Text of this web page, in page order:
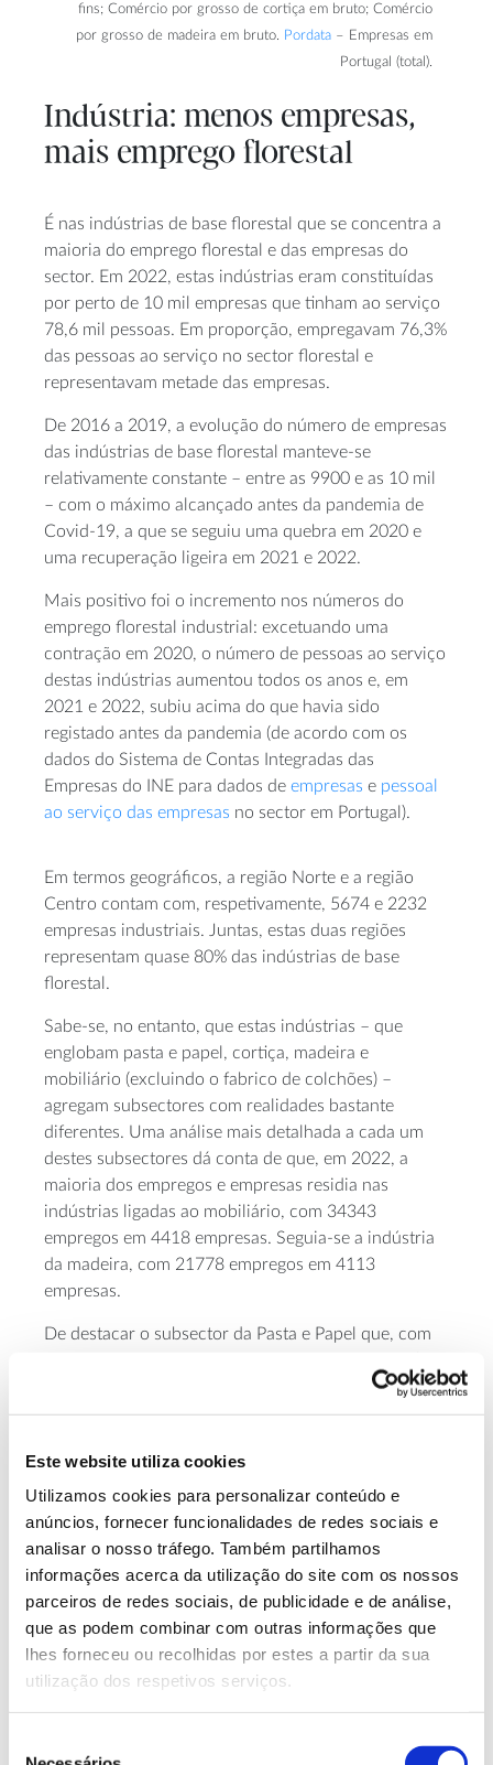
Este website utiliza cookies
Utilizamos cookies para personalizar conteúdo e
anúncios, fornecer funcionalidades de redes sociais e
analisar o nosso tráfego. Também partilhamos
informações acerca da utilização do site com os nossos
parceiros de redes sociais, de publicidade e de análise,
que as podem combinar com outras informações que
lhes forneceu ou recolhidas por estes a partir da sua
utilização dos respetivos serviços.
fins; Comércio por grosso de cortiça em bruto; Comércio
por grosso de madeira em bruto. Pordata – Empresas em
Portugal (total).
Indústria: menos empresas,
mais emprego florestal
É nas indústrias de base florestal que se concentra a
maioria do emprego florestal e das empresas do
sector. Em 2022, estas indústrias eram constituídas
por perto de 10 mil empresas que tinham ao serviço
78,6 mil pessoas. Em proporção, empregavam 76,3%
das pessoas ao serviço no sector florestal e
representavam metade das empresas.
De 2016 a 2019, a evolução do número de empresas
das indústrias de base florestal manteve-se
relativamente constante – entre as 9900 e as 10 mil
– com o máximo alcançado antes da pandemia de
Covid-19, a que se seguiu uma quebra em 2020 e
uma recuperação ligeira em 2021 e 2022.
Mais positivo foi o incremento nos números do
emprego florestal industrial: excetuando uma
contração em 2020, o número de pessoas ao serviço
destas indústrias aumentou todos os anos e, em
2021 e 2022, subiu acima do que havia sido
registado antes da pandemia (de acordo com os
dados do Sistema de Contas Integradas das
Empresas do INE para dados de empresas e pessoal
ao serviço das empresas no sector em Portugal).
Em termos geográficos, a região Norte e a região
Centro contam com, respetivamente, 5674 e 2232
empresas industriais. Juntas, estas duas regiões
representam quase 80% das indústrias de base
florestal.
Sabe-se, no entanto, que estas indústrias – que
englobam pasta e papel, cortiça, madeira e
mobiliário (excluindo o fabrico de colchões) –
agregam subsectores com realidades bastante
diferentes. Uma análise mais detalhada a cada um
destes subsectores dá conta de que, em 2022, a
maioria dos empregos e empresas residia nas
indústrias ligadas ao mobiliário, com 34343
empregos em 4418 empresas. Seguia-se a indústria
da madeira, com 21778 empregos em 4113
empresas.
De destacar o subsector da Pasta e Papel que, com
dados do pessoal ao serviço, do INE),
uma relação que traduz a maior dimensão das
área da cortiça apresentam um elevado número de
pessoas ao serviço (8549) em comparação com o
número de empresas deste subsector (803).
Distribuição geográfica das empresas
industriais de base florestal, 2022